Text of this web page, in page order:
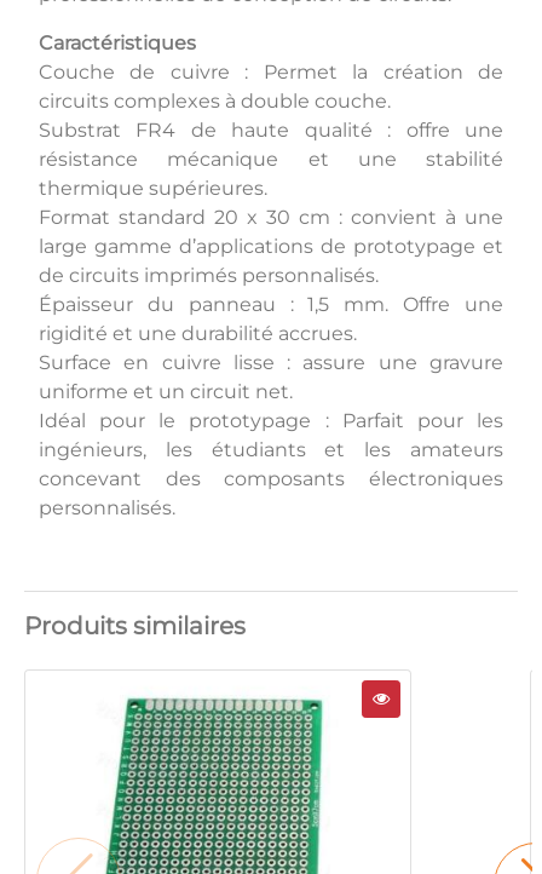
Caractéristiques
Couche de cuivre : Permet la création de
circuits complexes à double couche.
Substrat FR4 de haute qualité : offre une
résistance mécanique et une stabilité
thermique supérieures.
Format standard 20 x 30 cm : convient à une
large gamme d’applications de prototypage et
de circuits imprimés personnalisés.
Épaisseur du panneau : 1,5 mm. Offre une
rigidité et une durabilité accrues.
Surface en cuivre lisse : assure une gravure
uniforme et un circuit net.
Idéal pour le prototypage : Parfait pour les
ingénieurs, les étudiants et les amateurs
concevant des composants électroniques
personnalisés.
Produits similaires